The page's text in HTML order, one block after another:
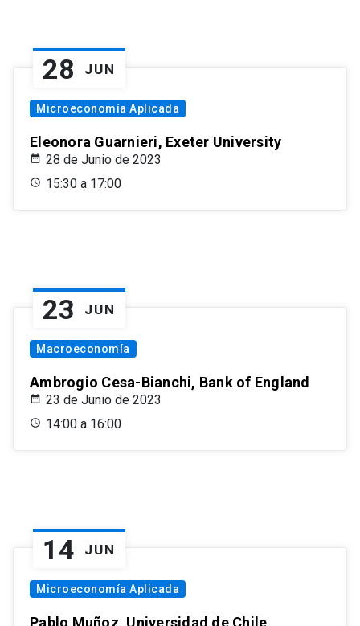
28 JUN
Microeconomía Aplicada
Eleonora Guarnieri, Exeter University
28 de Junio de 2023
15:30 a 17:00
23 JUN
Macroeconomía
Ambrogio Cesa-Bianchi, Bank of England
23 de Junio de 2023
14:00 a 16:00
14 JUN
Microeconomía Aplicada
Pablo Muñoz, Universidad de Chile